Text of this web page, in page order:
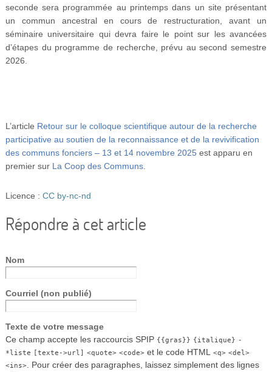
seconde sera programmée au printemps dans un site présentant
un commun ancestral en cours de restructuration, avant un
séminaire universitaire qui devra faire le point sur les avancées
d’étapes du programme de recherche, prévu au second semestre
2026.
L’article Retour sur le colloque scientifique autour de la recherche
participative au soutien de la reconnaissance et de la revivification
des communs fonciers – 13 et 14 novembre 2025est apparu en
premier sur La Coop des Communs.
Licence : CC by-nc-nd
Répondre à cet article
Nom
Courriel (non publié)
Texte de votre message
Ce champ accepte les raccourcis SPIP {{gras}} {italique} -
*liste [texte->url] <quote> <code>et le code HTML <q> <del>
<ins>. Pour créer des paragraphes, laissez simplement des lignes